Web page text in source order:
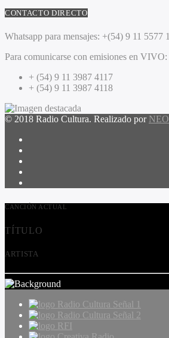
CONTACTO DIRECTO
Whatsapp para mensajes: +(54) 9 11 5577
Para comunicarse con emisiones en VIVO:
+ (54) 9 11 3987 4117
+ (54) 9 11 3987 4118
© 2018 Radio Cultura. Realizado por
CANCIÓN ACTUAL
TÍTULO
ARTISTA
Radio Cultura Señal 1
Radio Cultura Señal 2
RFI